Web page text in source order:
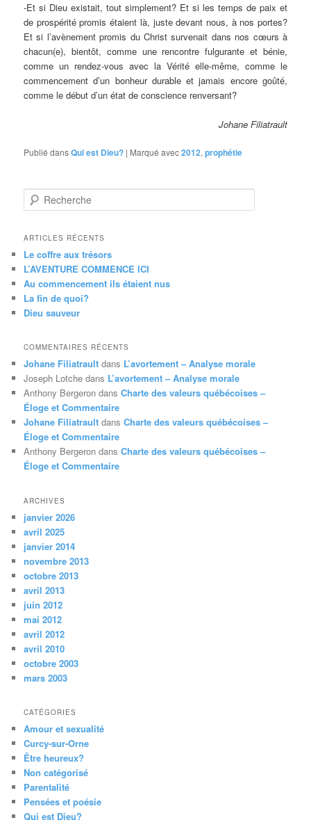
-Et si Dieu existait, tout simplement? Et si les temps de paix et
de prospérité promis étaient là, juste devant nous, à nos portes?
Et si l’avènement promis du Christ survenait dans nos cœurs à
chacun(e), bientôt, comme une rencontre fulgurante et bénie,
comme un rendez-vous avec la Vérité elle-même, comme le
commencement d’un bonheur durable et jamais encore goûté,
comme le début d’un état de conscience renversant?
Johane Filiatrault
Publié dansQui est Dieu? | Marqué avec2012,prophétie
e
h
r
c
h
e
ARTICLES RÉCENTS
Le coffre aux trésors
L’AVENTURE COMMENCE ICI
Au commencement ils étaient nus
La fin de quoi?
Dieu sauveur
COMMENTAIRES RÉCENTS
Johane Filiatrault dans L’avortement – Analyse morale
Joseph Lotche dans L’avortement – Analyse morale
Anthony Bergeron dansCharte des valeurs québécoises –
Éloge et Commentaire
Johane Filiatrault dansCharte des valeurs québécoises –
Éloge et Commentaire
Anthony Bergeron dansCharte des valeurs québécoises –
Éloge et Commentaire
ARCHIVES
janvier 2026
avril 2025
janvier 2014
novembre 2013
octobre 2013
avril 2013
juin 2012
mai 2012
avril 2012
avril 2010
octobre 2003
mars 2003
CATÉGORIES
Amour et sexualité
Curcy-sur-Orne
Être heureux?
Non catégorisé
Parentalité
Pensées et poésie
Qui est Dieu?